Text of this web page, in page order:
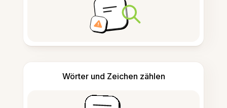
Wörter und Zeichen zählen